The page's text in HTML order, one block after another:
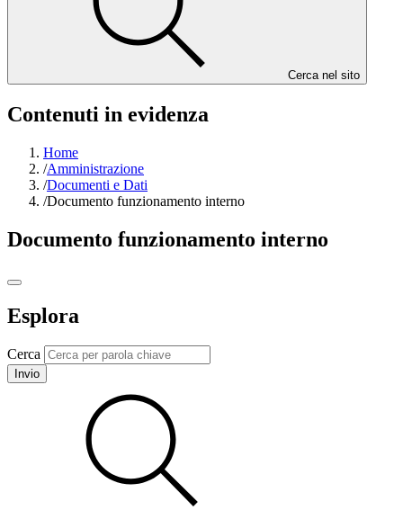
Cerca nel sito
Contenuti in evidenza
Home
/Amministrazione
/Documenti e Dati
/Documento funzionamento interno
Documento funzionamento interno
Esplora
Cerca
Invio